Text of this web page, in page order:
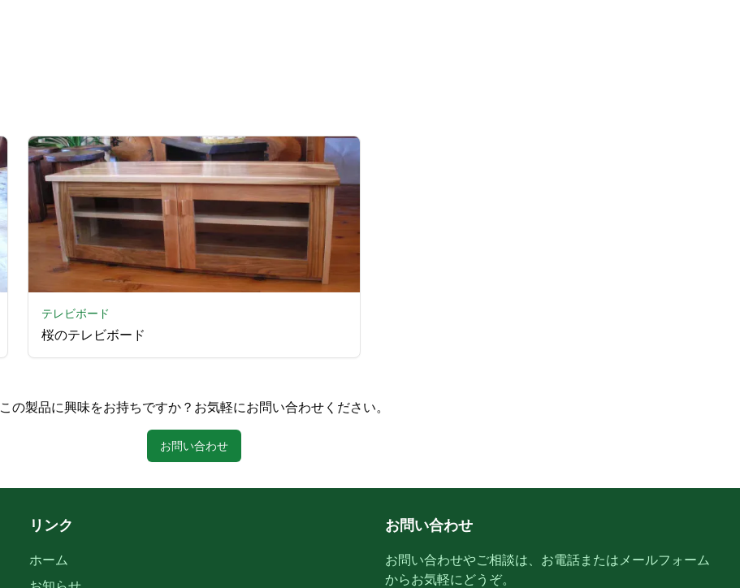
テレビボード
桜のテレビボード
この製品に興味をお持ちですか？お気軽にお問い合わせください。
お問い合わせ
リンク
ホーム
お問い合わせ
お問い合わせやご相談は、お電話またはメールフォーム
からお気軽にどうぞ。